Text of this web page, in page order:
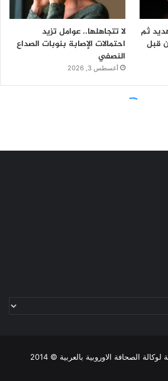
الصحافة الاوروبية بالعربية © 2014